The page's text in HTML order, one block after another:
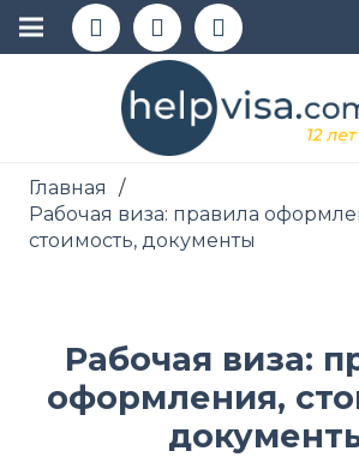
Главная
/
Рабочая виза: правила
стоимость, документы
Рабочая виза:
оформления,